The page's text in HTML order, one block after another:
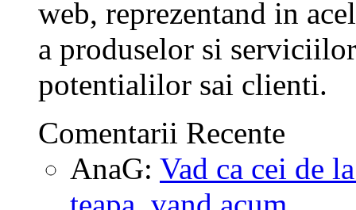
web, reprezentand in
a produselor si
potentialilor sai clienti.
Comentarii Recente
AnaG: Vad ca cei de